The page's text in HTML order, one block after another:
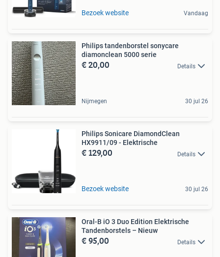
Bezoek website Vandaag
Philips tandenborstel sonycare
diamonclean 5000 serie
€ 20,00 Details
Nijmegen 30 jul 26
Philips Sonicare DiamondClean
HX9911/09 - Elektrische
€ 129,00 Details
Bezoek website 30 jul 26
Oral-B iO 3 Duo Edition Elektrische
Tandenborstels – Nieuw
€ 95,00 Details